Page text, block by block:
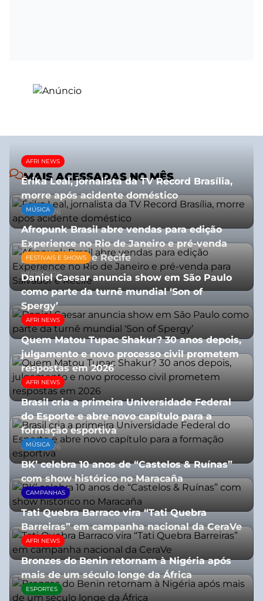
MAIS ACESSADAS NO MÊS
AFRI NEWS
Érika Leal, jornalista da TV Record Brasília,
morre após acidente doméstico
08/07/2026
MÚSICA
Afropunk Brasil abre vendas para edição
Experience no Rio de Janeiro e pré-venda
para Salvador e Recife
03/08/2026
FESTIVAIS E SHOWS
Daniel Caesar anuncia show em São Paulo
como parte da turnê mundial ‘Son of
Spergy’
05/08/2026
AFRI NEWS
Quem Matou Tupac Shakur? 30 anos depois,
julgamento e novo processo civil prometem
respostas em 2026
05/08/2026
AFRI NEWS
Brasil cria a primeira Universidade Federal
do Esporte e abre novo capítulo para a
formação esportiva
08/07/2026
MÚSICA
BK’ celebra 10 anos de “Castelos & Ruínas”
com show histórico no Maracaña
06/08/2026
CAMPANHAS
Tati Quebra Barraco vira “Tati Quebra
Barreiras” em campanha nacional da CeraVe
08/07/2026
AFRI NEWS
Bronzes do Benin retornam à Nigéria após
mais de um século longe da África
08/07/2026
ESPORTES